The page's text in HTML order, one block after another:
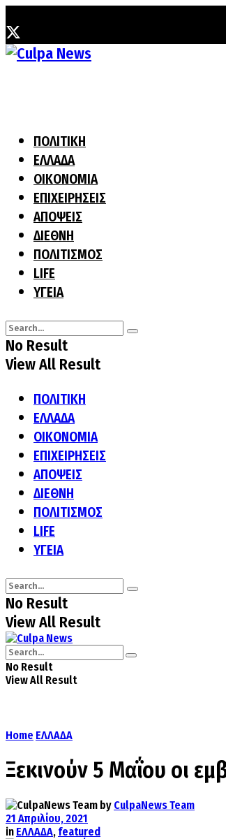
ΠΟΛΙΤΙΚΗ
ΕΛΛΑΔΑ
ΟΙΚΟΝΟΜΙΑ
ΕΠΙΧΕΙΡΗΣΕΙΣ
ΑΠΟΨΕΙΣ
ΔΙΕΘΝΗ
ΠΟΛΙΤΙΣΜΟΣ
LIFE
ΥΓΕΙΑ
No Result
View All Result
ΠΟΛΙΤΙΚΗ
ΕΛΛΑΔΑ
ΟΙΚΟΝΟΜΙΑ
ΕΠΙΧΕΙΡΗΣΕΙΣ
ΑΠΟΨΕΙΣ
ΔΙΕΘΝΗ
ΠΟΛΙΤΙΣΜΟΣ
LIFE
ΥΓΕΙΑ
No Result
View All Result
No Result
View All Result
Home ΕΛΛΑΔΑ
Ξεκινούν 5 Μαΐου οι
by CulpaNews Team
21 Απριλίου, 2021
in ΕΛΛΑΔΑ, featured